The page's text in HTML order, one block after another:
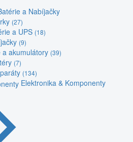
a Nabíjačky
(27)
a UPS (18)
(9)
a akumulátory (39)
(7)
(134)
Elektronika & Komponenty